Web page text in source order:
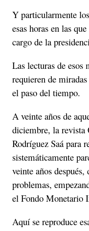
Y particularmente
esas horas en las que
cargo de la
Las lecturas de esos
requieren de
el paso del tiempo.
A veinte años de
diciembre, la revista
Rodríguez Saá para
sistemáticamente
veinte años
problemas,
el Fondo Monetario
Aquí se reproduce